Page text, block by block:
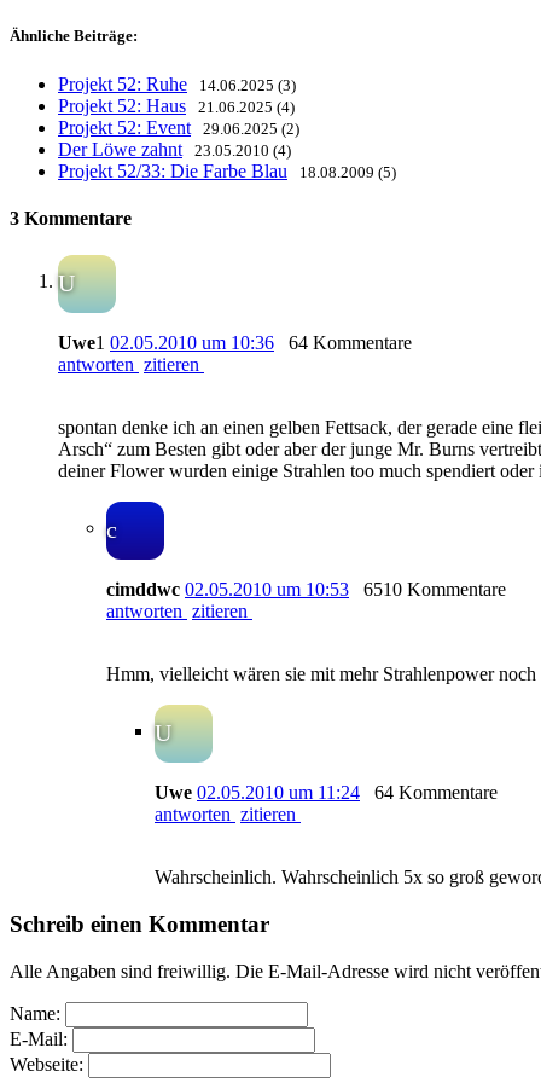
Ähnliche Beiträge:
Projekt 52: Ruhe 14.06.2025 (3)
Projekt 52: Haus 21.06.2025 (4)
Projekt 52: Event 29.06.2025 (2)
Der Löwe zahnt 23.05.2010 (4)
Projekt 52/33: Die Farbe Blau 18.08.2009 (5)
3 Kommentare
U
Uwe1 02.05.2010 um 10:36
64 Kommentare
antworten zitieren
spontan denke ich an einen gelben Fettsack, der gerade eine
Arsch“ zum Besten gibt oder aber der junge Mr. Burns
deiner Flower wurden einige Strahlen too much spendiert oder
c
cimddwc 02.05.2010 um 10:53
6510 Kommentare
antworten zitieren
Hmm, vielleicht wären sie mit mehr Strahlenpower
U
Uwe 02.05.2010 um 11:24
64 Kommentare
antworten zitieren
Wahrscheinlich. Wahrscheinlich 5x so groß
Schreib einen Kommentar
Alle Angaben sind freiwillig. Die E-Mail-Adresse wird nicht
Name:
E-Mail:
Webseite: